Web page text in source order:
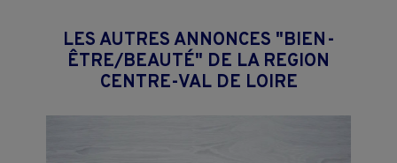
LES AUTRES ANNONCES "BIEN-
ÊTRE/BEAUTÉ" DE LA REGION
CENTRE-VAL DE LOIRE